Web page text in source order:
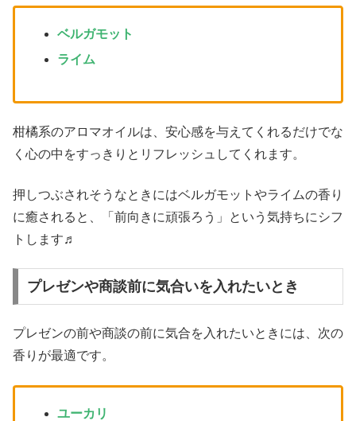
ベルガモット
ライム
柑橘系のアロマオイルは、安心感を与えてくれるだけでな
く心の中をすっきりとリフレッシュしてくれます。
押しつぶされそうなときにはベルガモットやライムの香り
に癒されると、「前向きに頑張ろう」という気持ちにシフ
トします♬
プレゼンや商談前に気合いを入れたいとき
プレゼンの前や商談の前に気合を入れたいときには、次の
香りが最適です。
ユーカリ